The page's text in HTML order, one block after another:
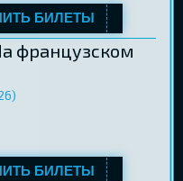
БИЛЕТЫ
французском
БИЛЕТЫ